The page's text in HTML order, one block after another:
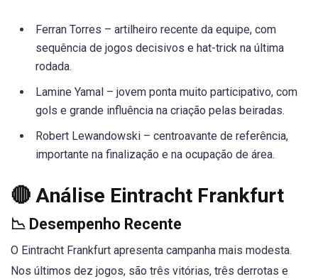
Ferran Torres – artilheiro recente da equipe, com
sequência de jogos decisivos e hat-trick na última
rodada.
Lamine Yamal – jovem ponta muito participativo, com
gols e grande influência na criação pelas beiradas.
Robert Lewandowski – centroavante de referência,
importante na finalização e na ocupação de área.
🔴 Análise Eintracht Frankfurt
📉 Desempenho Recente
O Eintracht Frankfurt apresenta campanha mais modesta.
Nos últimos dez jogos, são três vitórias, três derrotas e